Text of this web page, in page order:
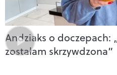
Andziaks o doczepach:
zostałam skrzywdzona”